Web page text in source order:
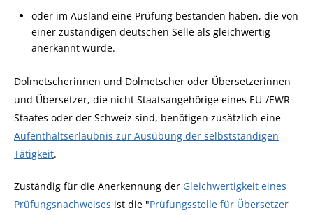
oder im Ausland eine Prüfung bestanden haben, die von
einer zuständigen deutschen Selle als gleichwertig
anerkannt wurde.
Dolmetscherinnen und Dolmetscher oder Übersetzerinnen
und Übersetzer, die nicht Staatsangehörige eines EU-/EWR-
Staates oder der Schweiz sind, benötigen zusätzlich eine
Aufenthaltserlaubnis zur Ausübung der selbstständigen
Tätigkeit.
Zuständig für die Anerkennung der Gleichwertigkeit eines
Prüfungsnachweises ist die "Prüfungsstelle für Übersetzer